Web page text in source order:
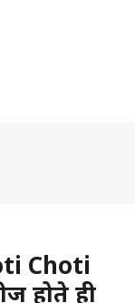
Choti
होते ही